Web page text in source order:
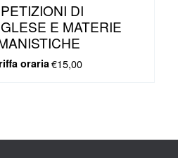
DI
E MATERIE
oraria€15,00